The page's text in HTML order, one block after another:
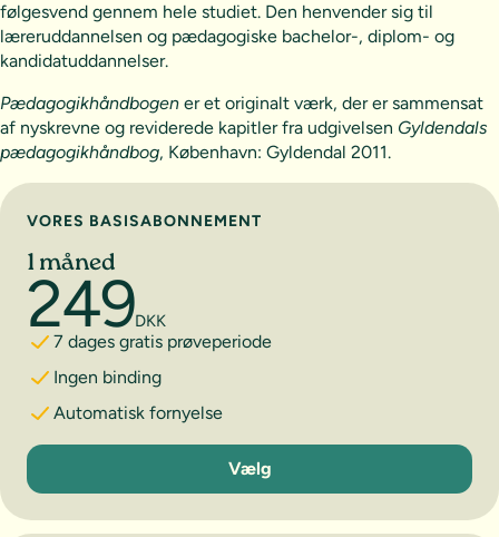
følgesvend gennem hele studiet. Den henvender sig til
læreruddannelsen og pædagogiske bachelor-, diplom- og
kandidatuddannelser.
Pædagogikhåndbogen er et originalt værk, der er sammensat
af nyskrevne og reviderede kapitler fra udgivelsen Gyldendals
pædagogikhåndbog, København: Gyldendal 2011.
Vælg abonnement
VORES BASISABONNEMENT
1 måned
249DKK
7 dages gratis prøveperiode
Ingen binding
Automatisk fornyelse
1 måned
Vælg